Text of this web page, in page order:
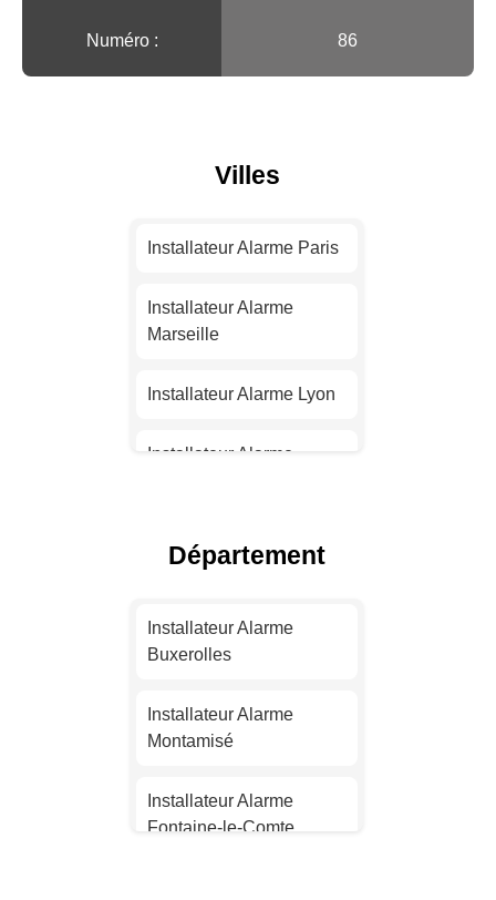
Numéro : 86
Villes
Installateur Alarme Paris
Installateur Alarme
Marseille
Installateur Alarme Lyon
Installateur Alarme
Installateur Alarme Nice
Nantes
Strasbourg
Montpellier
Département
Installateur Alarme
Buxerolles
Installateur Alarme
Montamisé
Installateur Alarme
Fontaine-le-Comte